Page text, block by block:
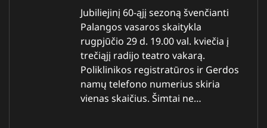
Jubiliejinį 60-ąjį sezoną švenčianti
Palangos vasaros skaitykla
rugpjūčio 29 d. 19.00 val. kviečia į
trečiąjį radijo teatro vakarą.
Poliklinikos registratūros ir Gerdos
namų telefono numerius skiria
vienas skaičius. Šimtai ne…